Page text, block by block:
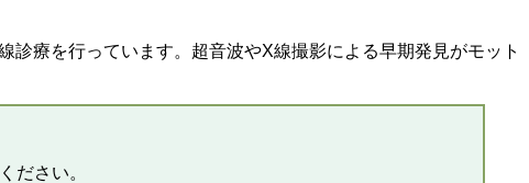
療を行っています。超音波やX線撮影による早期発見がモット
ださい。